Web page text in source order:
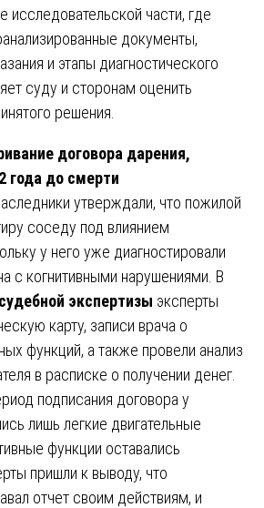
исследовательской части, где
документы,
и этапы диагностического
суду и сторонам оценить
решения.
договора дарения,
года до смерти
утверждали, что пожилой
соседу под влиянием
у него уже диагностировали
с когнитивными нарушениями. В
экспертизы эксперты
карту, записи врача о
функций, а также провели анализ
в расписке о получении денег.
подписания договора у
лишь легкие двигательные
функции оставались
пришли к выводу, что
отчет своим действиям, и